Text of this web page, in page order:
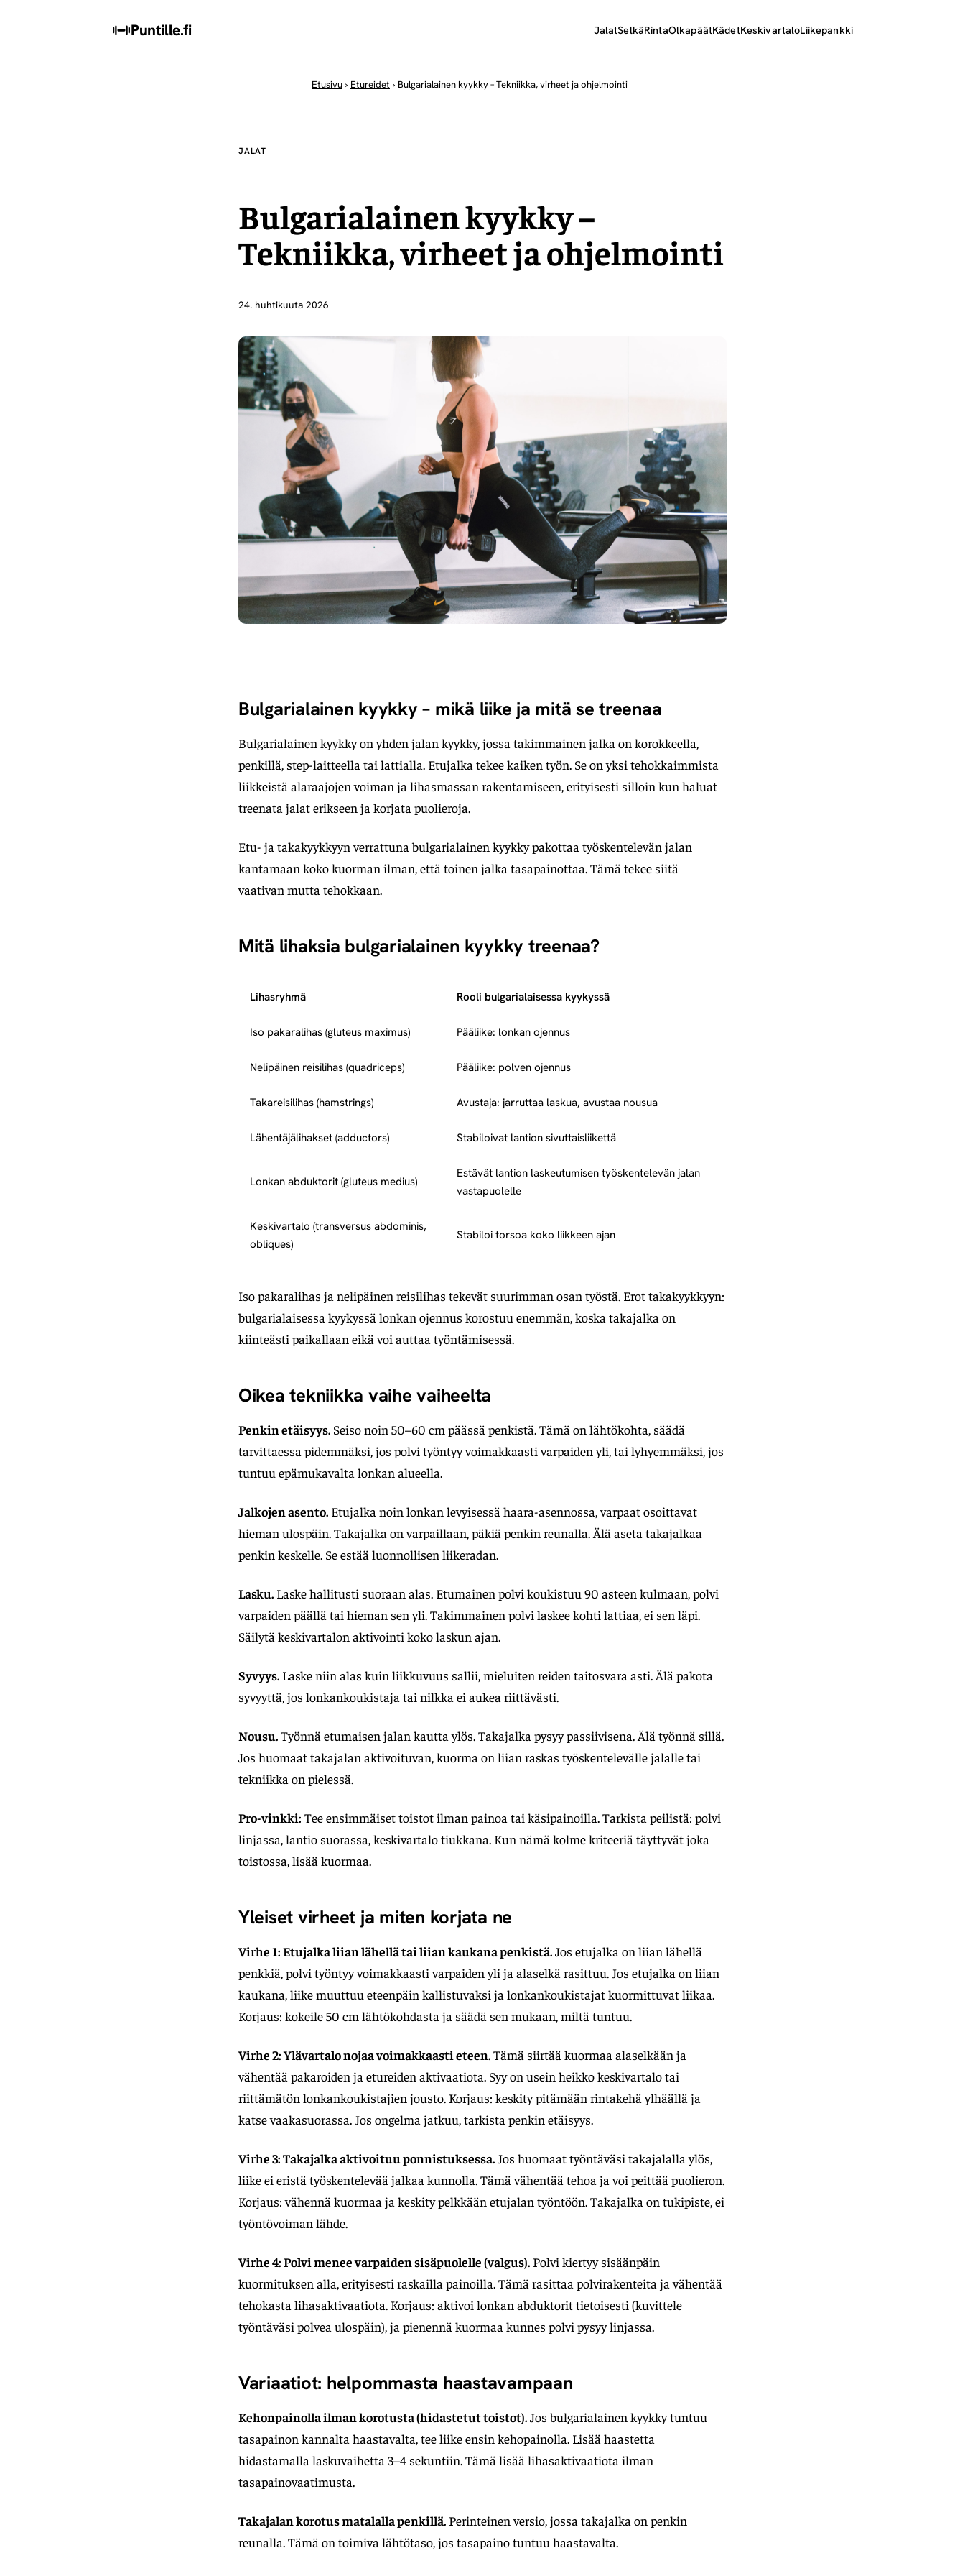
Puntille.fi JalatSelkäRintaOlkapäätKädetKeskivartaloLiikepankki
Etusivu › Etureidet › Bulgarialainen kyykky – Tekniikka, virheet ja ohjelmointi
JALAT
Bulgarialainen kyykky –
Tekniikka, virheet ja ohjelmointi
24. huhtikuuta 2026
Bulgarialainen kyykky – mikä liike ja mitä se treenaa
Bulgarialainen kyykky on yhden jalan kyykky, jossa takimmainen jalka on korokkeella,
penkillä, step-laitteella tai lattialla. Etujalka tekee kaiken työn. Se on yksi tehokkaimmista
liikkeistä alaraajojen voiman ja lihasmassan rakentamiseen, erityisesti silloin kun haluat
treenata jalat erikseen ja korjata puolieroja.
Etu- ja takakyykkyyn verrattuna bulgarialainen kyykky pakottaa työskentelevän jalan
kantamaan koko kuorman ilman, että toinen jalka tasapainottaa. Tämä tekee siitä
vaativan mutta tehokkaan.
Mitä lihaksia bulgarialainen kyykky treenaa?
Lihasryhmä Rooli bulgarialaisessa kyykyssä
Iso pakaralihas (gluteus maximus) Pääliike: lonkan ojennus
Nelipäinen reisilihas (quadriceps) Pääliike: polven ojennus
Takareisilihas (hamstrings) Avustaja: jarruttaa laskua, avustaa nousua
Lähentäjälihakset (adductors) Stabiloivat lantion sivuttaisliikettä
Lonkan abduktorit (gluteus medius)
Estävät lantion laskeutumisen työskentelevän jalan
vastapuolelle
Keskivartalo (transversus abdominis,
obliques)
Stabiloi torsoa koko liikkeen ajan
Iso pakaralihas ja nelipäinen reisilihas tekevät suurimman osan työstä. Erot takakyykkyyn:
bulgarialaisessa kyykyssä lonkan ojennus korostuu enemmän, koska takajalka on
kiinteästi paikallaan eikä voi auttaa työntämisessä.
Oikea tekniikka vaihe vaiheelta
Penkin etäisyys. Seiso noin 50–60 cm päässä penkistä. Tämä on lähtökohta, säädä
tarvittaessa pidemmäksi, jos polvi työntyy voimakkaasti varpaiden yli, tai lyhyemmäksi, jos
tuntuu epämukavalta lonkan alueella.
Jalkojen asento. Etujalka noin lonkan levyisessä haara-asennossa, varpaat osoittavat
hieman ulospäin. Takajalka on varpaillaan, päkiä penkin reunalla. Älä aseta takajalkaa
penkin keskelle. Se estää luonnollisen liikeradan.
Lasku. Laske hallitusti suoraan alas. Etumainen polvi koukistuu 90 asteen kulmaan, polvi
varpaiden päällä tai hieman sen yli. Takimmainen polvi laskee kohti lattiaa, ei sen läpi.
Säilytä keskivartalon aktivointi koko laskun ajan.
Syvyys. Laske niin alas kuin liikkuvuus sallii, mieluiten reiden taitosvara asti. Älä pakota
syvyyttä, jos lonkankoukistaja tai nilkka ei aukea riittävästi.
Nousu.Työnnä etumaisen jalan kautta ylös. Takajalka pysyy passiivisena. Älä työnnä sillä.
Jos huomaat takajalan aktivoituvan, kuorma on liian raskas työskentelevälle jalalle tai
tekniikka on pielessä.
Pro-vinkki: Tee ensimmäiset toistot ilman painoa tai käsipainoilla. Tarkista peilistä: polvi
linjassa, lantio suorassa, keskivartalo tiukkana. Kun nämä kolme kriteeriä täyttyvät joka
toistossa, lisää kuormaa.
Yleiset virheet ja miten korjata ne
Virhe 1: Etujalka liian lähellä tai liian kaukana penkistä.Jos etujalka on liian lähellä
penkkiä, polvi työntyy voimakkaasti varpaiden yli ja alaselkä rasittuu. Jos etujalka on liian
kaukana, liike muuttuu eteenpäin kallistuvaksi ja lonkankoukistajat kuormittuvat liikaa.
Korjaus: kokeile 50 cm lähtökohdasta ja säädä sen mukaan, miltä tuntuu.
Virhe 2: Ylävartalo nojaa voimakkaasti eteen.Tämä siirtää kuormaa alaselkään ja
vähentää pakaroiden ja etureiden aktivaatiota. Syy on usein heikko keskivartalo tai
riittämätön lonkankoukistajien jousto. Korjaus: keskity pitämään rintakehä ylhäällä ja
katse vaakasuorassa. Jos ongelma jatkuu, tarkista penkin etäisyys.
Virhe 3: Takajalka aktivoituu ponnistuksessa.Jos huomaat työntäväsi takajalalla ylös,
liike ei eristä työskentelevää jalkaa kunnolla. Tämä vähentää tehoa ja voi peittää puolieron.
Korjaus: vähennä kuormaa ja keskity pelkkään etujalan työntöön. Takajalka on tukipiste, ei
työntövoiman lähde.
Virhe 4: Polvi menee varpaiden sisäpuolelle (valgus). Polvi kiertyy sisäänpäin
kuormituksen alla, erityisesti raskailla painoilla. Tämä rasittaa polvirakenteita ja vähentää
tehokasta lihasaktivaatiota. Korjaus: aktivoi lonkan abduktorit tietoisesti (kuvittele
työntäväsi polvea ulospäin), ja pienennä kuormaa kunnes polvi pysyy linjassa.
Variaatiot: helpommasta haastavampaan
Kehonpainolla ilman korotusta (hidastetut toistot).Jos bulgarialainen kyykky tuntuu
tasapainon kannalta haastavalta, tee liike ensin kehopainolla. Lisää haastetta
hidastamalla laskuvaihetta 3–4 sekuntiin. Tämä lisää lihasaktivaatiota ilman
tasapainovaatimusta.
Takajalan korotus matalalla penkillä. Perinteinen versio, jossa takajalka on penkin
reunalla. Tämä on toimiva lähtötaso, jos tasapaino tuntuu haastavalta.